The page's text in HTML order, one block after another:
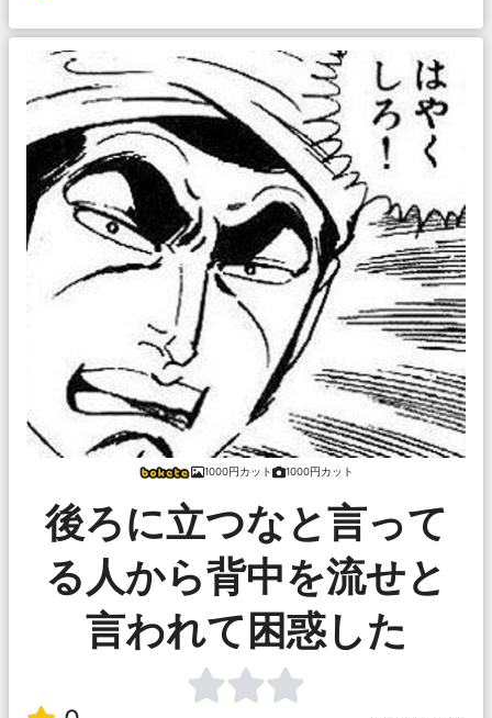
1000円カット 1000円カット
後ろに立つなと言って
る人から背中を流せと
言われて困惑した